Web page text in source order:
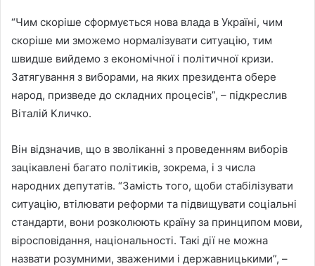
“Чим скоріше сформується нова влада в Україні, чим
скоріше ми зможемо нормалізувати ситуацію, тим
швидше вийдемо з економічної і політичної кризи.
Затягування з виборами, на яких президента обере
народ, призведе до складних процесів”, – підкреслив
Віталій Кличко.
Він відзначив, що в зволіканні з проведенням виборів
зацікавлені багато політиків, зокрема, і з числа
народних депутатів. “Замість того, щоби стабілізувати
ситуацію, втілювати реформи та підвищувати соціальні
стандарти, вони розколюють країну за принципом мови,
віросповідання, національності. Такі дії не можна
назвати розумними, зваженими і державницькими”, –